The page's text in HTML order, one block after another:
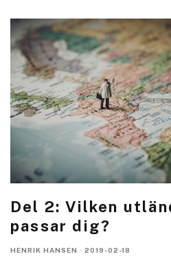
Del 2: Vilken
passar dig?
HENRIK HANSEN · 2019-02-18